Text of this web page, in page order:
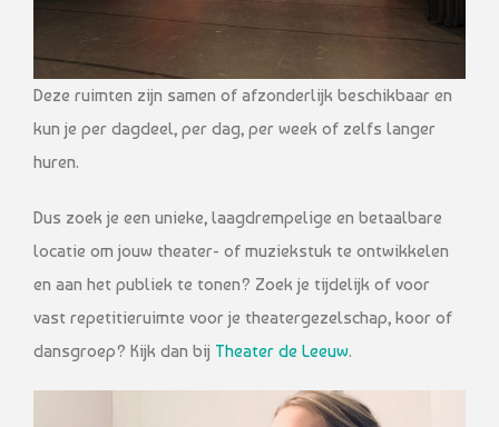
Deze ruimten zijn samen of afzonderlijk beschikbaar en
kun je per dagdeel, per dag, per week of zelfs langer
huren.
Dus zoek je een unieke, laagdrempelige en betaalbare
locatie om jouw theater- of muziekstuk te ontwikkelen
en aan het publiek te tonen? Zoek je tijdelijk of voor
vast repetitieruimte voor je theatergezelschap, koor of
dansgroep? Kijk dan bij Theater de Leeuw.